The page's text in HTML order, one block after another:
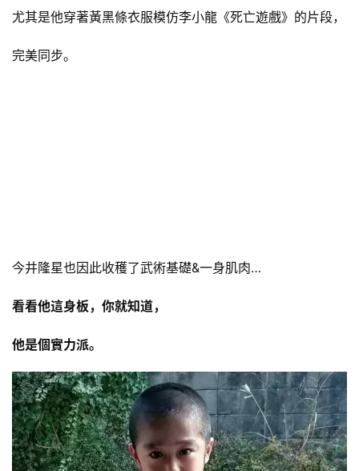
尤其是他穿著黃黑條衣服模仿李小龍《死亡遊戲》的片段，
完美同步。
今井隆星也因此收穫了武術基礎&一身肌肉…
看看他這身板，你就知道，
他是個實力派。